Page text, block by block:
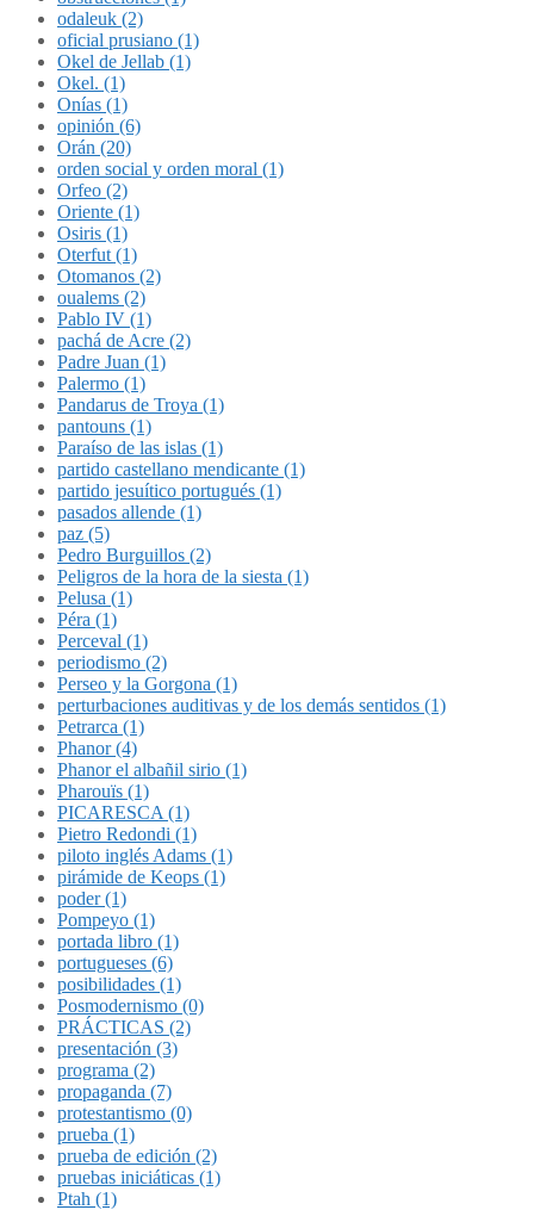
odaleuk (2)
oficial prusiano (1)
Okel de Jellab (1)
Okel. (1)
Onías (1)
opinión (6)
Orán (20)
orden social y orden moral (1)
Orfeo (2)
Oriente (1)
Osiris (1)
Oterfut (1)
Otomanos (2)
oualems (2)
Pablo IV (1)
pachá de Acre (2)
Padre Juan (1)
Palermo (1)
Pandarus de Troya (1)
pantouns (1)
Paraíso de las islas (1)
partido castellano mendicante (1)
partido jesuítico portugués (1)
pasados allende (1)
paz (5)
Pedro Burguillos (2)
Peligros de la hora de la siesta (1)
Pelusa (1)
Péra (1)
Perceval (1)
periodismo (2)
Perseo y la Gorgona (1)
perturbaciones auditivas y de los demás sentidos (1)
Petrarca (1)
Phanor (4)
Phanor el albañil sirio (1)
Pharouïs (1)
PICARESCA (1)
Pietro Redondi (1)
piloto inglés Adams (1)
pirámide de Keops (1)
poder (1)
Pompeyo (1)
portada libro (1)
portugueses (6)
posibilidades (1)
Posmodernismo (0)
PRÁCTICAS (2)
presentación (3)
programa (2)
propaganda (7)
protestantismo (0)
prueba (1)
prueba de edición (2)
pruebas iniciáticas (1)
Ptah (1)